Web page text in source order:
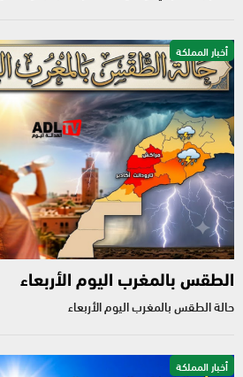
أخبار المملكة
الطقس بالمغرب اليوم الأربعاء
حالة الطقس بالمغرب اليوم الأربعاء
أخبار المملكة